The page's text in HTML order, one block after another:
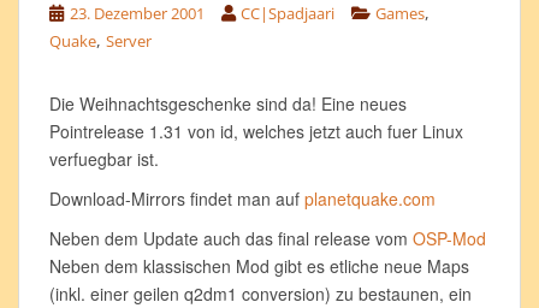
23. Dezember 2001 CC|Spadjaari Games,
Quake, Server
Die Weihnachtsgeschenke sind da! Eine neues
Pointrelease 1.31 von id, welches jetzt auch fuer Linux
verfuegbar ist.
Download-Mirrors findet man auf planetquake.com
Neben dem Update auch das final release vom OSP-Mod
Neben dem klassischen Mod gibt es etliche neue Maps
(inkl. einer geilen q2dm1 conversion) zu bestaunen, ein